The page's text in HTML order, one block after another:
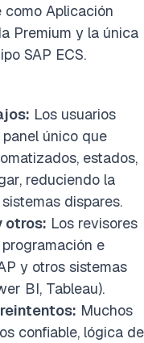
como Aplicación
Premium y la única
SAP ECS.
Los usuarios
único que
estados,
reduciendo la
dispares.
otros: Los revisores
e
y otros sistemas
BI, Tableau).
Muchos
confiable, lógica de